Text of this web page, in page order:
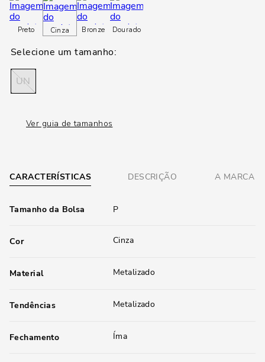
Preto Cinza Bronze Dourado
UN
Ver guia de tamanhos
CARACTERÍSTICAS DESCRIÇÃO A MARCA
Tamanho da Bolsa P
Cor Cinza
Material Metalizado
Tendências Metalizado
Fechamento Íma